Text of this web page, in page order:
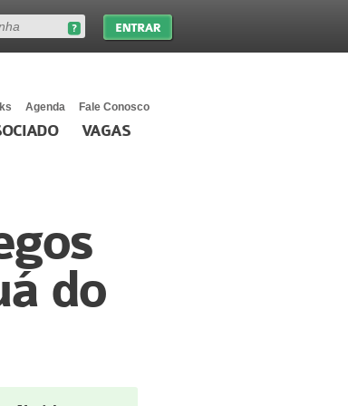
Agenda Fale Conosco
VAGAS
do